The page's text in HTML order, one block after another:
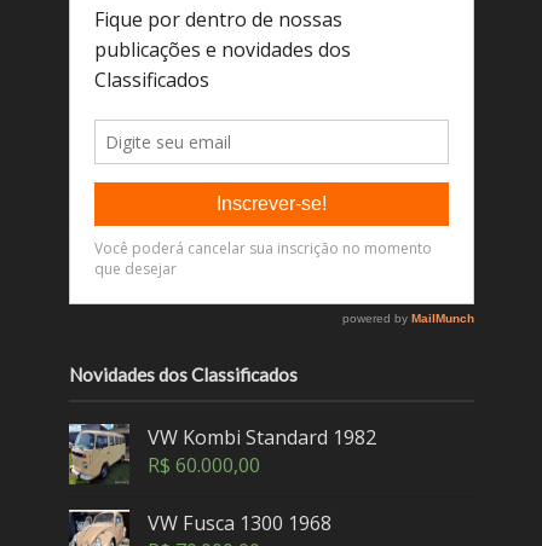
Novidades dos Classificados
VW Kombi Standard 1982
R$ 60.000,00
VW Fusca 1300 1968